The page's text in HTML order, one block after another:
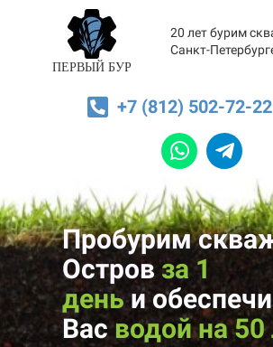
ПЕРВЫЙ БУР
20 лет бурим
Санкт-
+7 (812) 502-72-22
Пробурим
Островза 1
деньи
Васводой на 50